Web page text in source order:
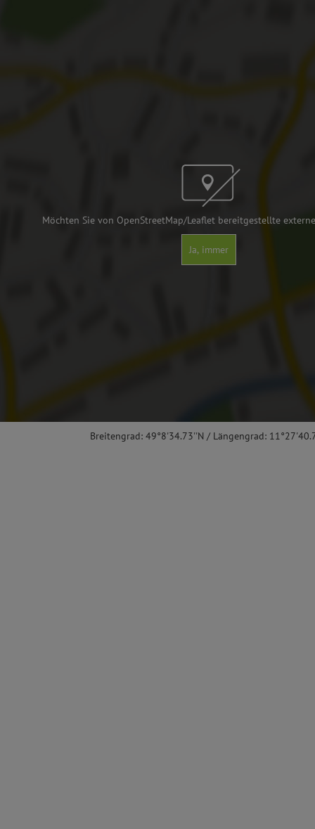
Möchten Sie von OpenStreetMap/Leaflet bereitgestellte
Ja, immer
Breitengrad: 49°8'34.73''N / Längengrad: